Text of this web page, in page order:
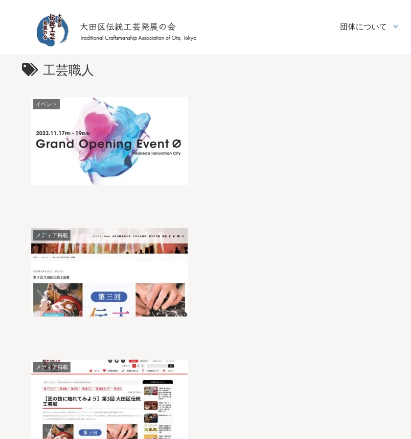
団体について
工芸職人
イベント
メディア掲載
メディア掲載